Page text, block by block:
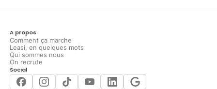
A propos
Comment ça marche
Leasi, en quelques mots
Qui sommes nous
On recrute
Social